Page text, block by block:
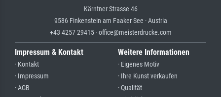
Kärntner Strasse 46
9586 Finkenstein am Faaker See · Austria
+43 4257 29415 · office@meisterdrucke.com
Impressum & Kontakt
· Kontakt
· Impressum
· AGB
Weitere Informationen
· Eigenes Motiv
· Ihre Kunst verkaufen
· Qualität